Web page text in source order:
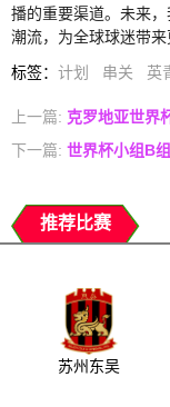
播的重要渠道。未来
潮流，为全球球迷带来
标签： 计划 串关 英
上一篇: 克罗地亚世界
下一篇: 世界杯小组B
推荐比赛
苏州东吴